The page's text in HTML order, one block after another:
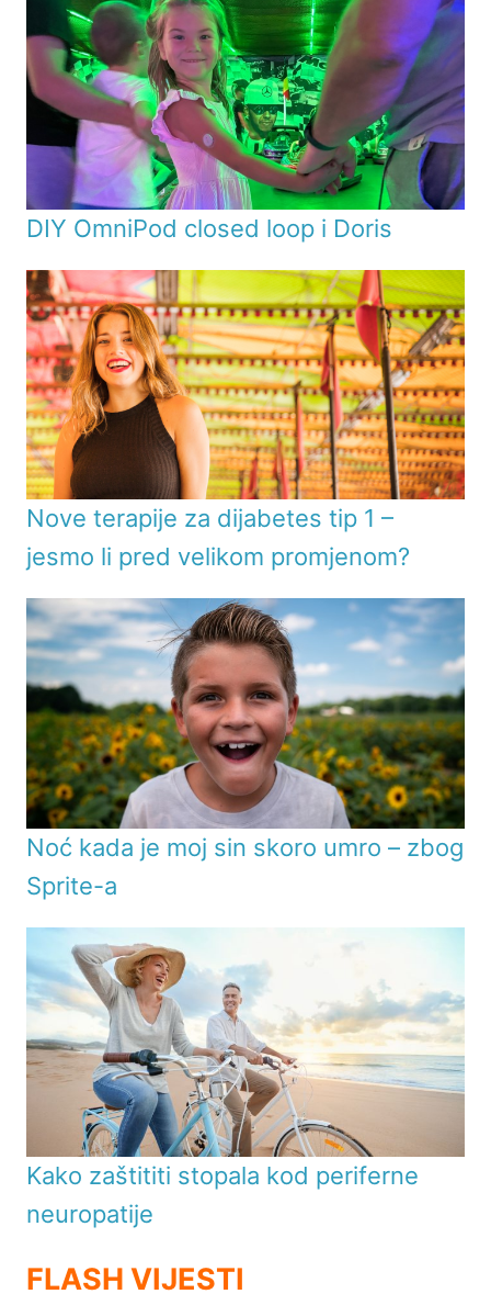
DIY OmniPod closed loop i Doris
Nove terapije za dijabetes tip 1 –
jesmo li pred velikom promjenom?
Noć kada je moj sin skoro umro – zbog
Sprite-a
Kako zaštititi stopala kod periferne
neuropatije
FLASH VIJESTI